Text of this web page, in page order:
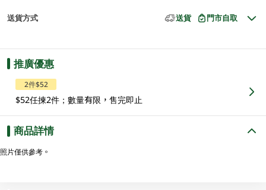
送貨方式 送貨 門市自取
推廣優惠
2件$52
$52任揀2件；數量有限，售完即止
商品詳情
照片僅供參考。